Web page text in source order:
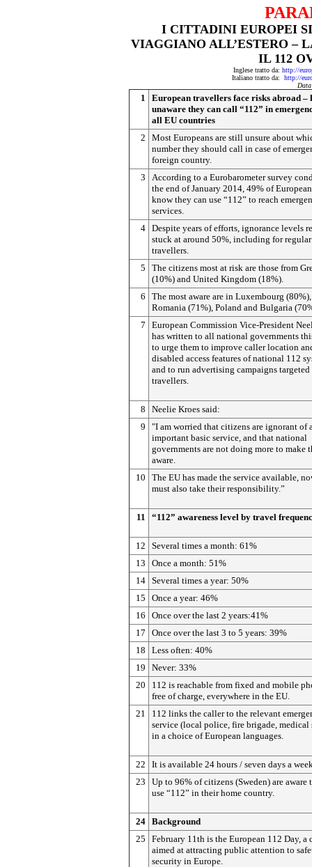
I CITTADINI EUROPEI
VIAGGIANO ALL’ESTERO –
IL 112
Inglese tratto da: http://
Italiano tratto da: http://
1
European travellers face risks abroad –
unaware they can call “112” in
all EU countries
2
Most Europeans are still unsure about
number they should call in case of
foreign country.
3
According to a Eurobarometer survey
the end of January 2014, 49% of
know they can use “112” to reach
services.
4 Despite years of efforts, ignorance levels
stuck at around 50%, including for regular
travellers.
5
The citizens most at risk are those from
(10%) and United Kingdom (18%).
6
The most aware are in Luxembourg (80%),
Romania (71%), Poland and Bulgaria
7
European Commission Vice-President
has written to all national governments
to urge them to improve caller location
disabled access features of national 112
and to run advertising campaigns targeted
travellers.
8
Neelie Kroes said:
9
"I am worried that citizens are ignorant of
important basic service, and that national
governments are not doing more to make
aware.
10
The EU has made the service available,
must also take their responsibility.”
11 “112” awareness level by travel
12
Several times a month: 61%
13
Once a month: 51%
14 Several times a year: 50%
15
Once a year: 46%
16
Once over the last 2 years:41%
17
Once over the last 3 to 5 years: 39%
18
Less often: 40%
19
Never: 33%
20
112 is reachable from fixed and mobile
free of charge, everywhere in the EU.
21
112 links the caller to the relevant
service (local police, fire brigade, medical
in a choice of European languages.
22
It is available 24 hours / seven days a
23
Up to 96% of citizens (Sweden) are aware
use “112” in their home country.
24 Background
25
February 11th is the European 112 Day, a
aimed at attracting public attention to
security in Europe.